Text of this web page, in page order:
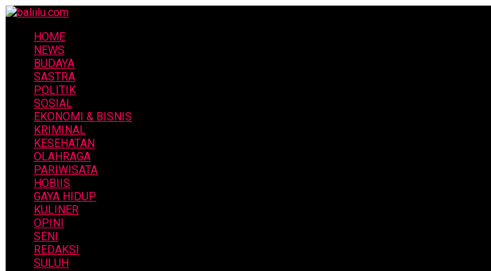
HOME
NEWS
BUDAYA
SASTRA
POLITIK
SOSIAL
EKONOMI & BISNIS
KRIMINAL
KESEHATAN
OLAHRAGA
PARIWISATA
HOBIIS
GAYA HIDUP
KULINER
OPINI
SENI
REDAKSI
SULUH